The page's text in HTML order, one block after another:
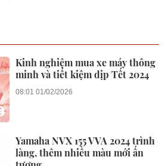
Kinh nghiệm mua xe máy thông
minh và tiết kiệm dịp Tết 2024
08:01 01/02/2026
Yamaha NVX 155 VVA 2024 trình
làng, thêm nhiều màu mới ấn